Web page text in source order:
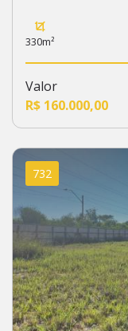
330m²
Valor
R$ 160.000,00
732